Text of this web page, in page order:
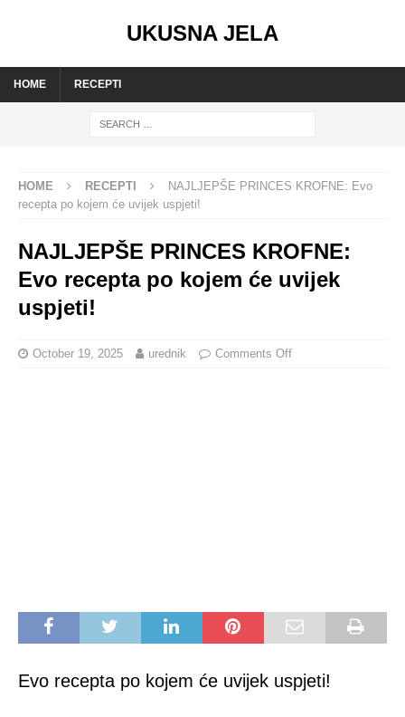
UKUSNA JELA
HOME RECEPTI
HOME RECEPTI
NAJLJEPŠE PRINCES KROFNE: Evo
recepta po kojem će uvijek uspjeti!
NAJLJEPŠE PRINCES KROFNE:
Evo recepta po kojem će uvijek
uspjeti!
October 19, 2025 urednik Comments Off
Evo recepta po kojem će uvijek uspjeti!